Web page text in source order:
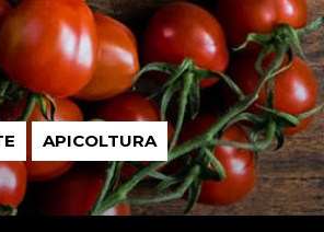
APICOLTURA